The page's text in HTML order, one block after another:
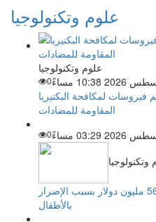
علوم وتكنولوجيا
علوم وتكنولوجيا
0
لمكافحة البكتيريا
المقاومة للمضادات
0
وتكنولوجيا
محكمة أميركية تُلزم "ميتا" بدفع 567 مليون دولار بسبب الإضرار
بالأطفال